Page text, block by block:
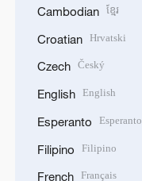
Cambodian ខ្មែរ
Croatian Hrvatski
Czech Český
English English
Esperanto Esperanto
Filipino Filipino
French Français